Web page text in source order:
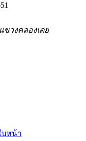
ขวงคลองเตย
บหน้า